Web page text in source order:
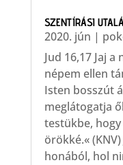
SZENTÍRÁSI
2020. jún |
Jud 16,17 Jaj
népem ellen
Isten bosszút
meglátogatja
testükbe,
örökké.«
honából, hol